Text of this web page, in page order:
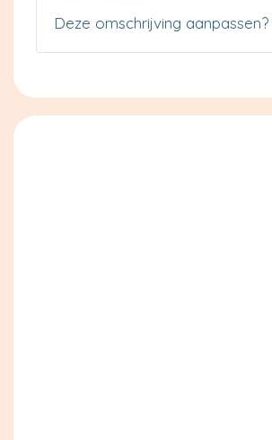
Deze omschrijving aanpassen?